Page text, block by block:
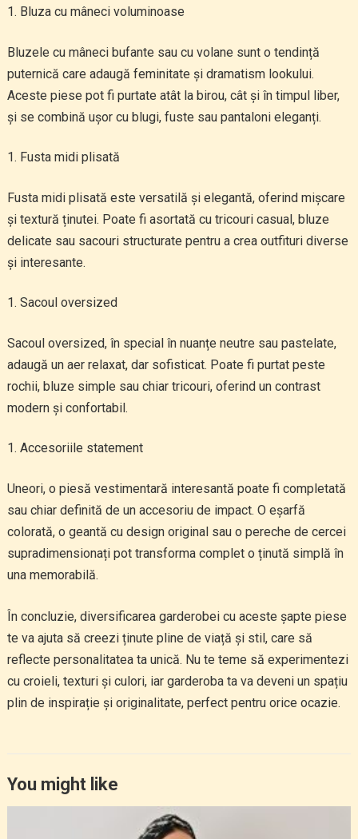
Bluza cu mâneci voluminoase
Bluzele cu mâneci bufante sau cu volane sunt o tendință
puternică care adaugă feminitate și dramatism lookului.
Aceste piese pot fi purtate atât la birou, cât și în timpul liber,
și se combină ușor cu blugi, fuste sau pantaloni eleganți.
Fusta midi plisată
Fusta midi plisată este versatilă și elegantă, oferind mișcare
și textură ținutei. Poate fi asortată cu tricouri casual, bluze
delicate sau sacouri structurate pentru a crea outfituri diverse
și interesante.
Sacoul oversized
Sacoul oversized, în special în nuanțe neutre sau pastelate,
adaugă un aer relaxat, dar sofisticat. Poate fi purtat peste
rochii, bluze simple sau chiar tricouri, oferind un contrast
modern și confortabil.
Accesoriile statement
Uneori, o piesă vestimentară interesantă poate fi completată
sau chiar definită de un accesoriu de impact. O eșarfă
colorată, o geantă cu design original sau o pereche de cercei
supradimensionați pot transforma complet o ținută simplă în
una memorabilă.
În concluzie, diversificarea garderobei cu aceste șapte piese
te va ajuta să creezi ținute pline de viață și stil, care să
reflecte personalitatea ta unică. Nu te teme să experimentezi
cu croieli, texturi și culori, iar garderoba ta va deveni un spațiu
plin de inspirație și originalitate, perfect pentru orice ocazie.
You might like